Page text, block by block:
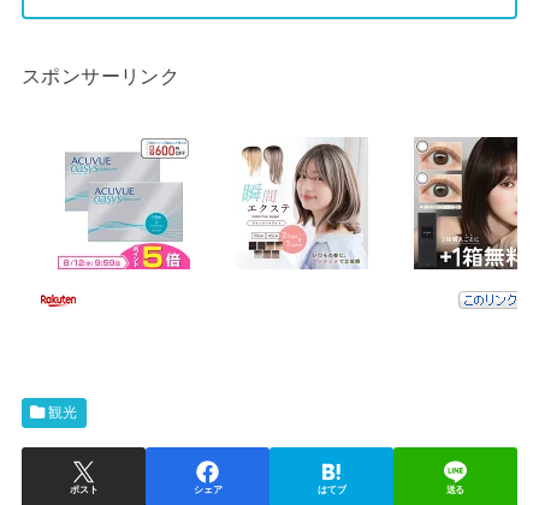
スポンサーリンク
観光
ポスト シェア はてブ 送る